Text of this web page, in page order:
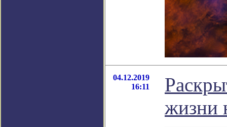
04.12.2019
16:11
жизни